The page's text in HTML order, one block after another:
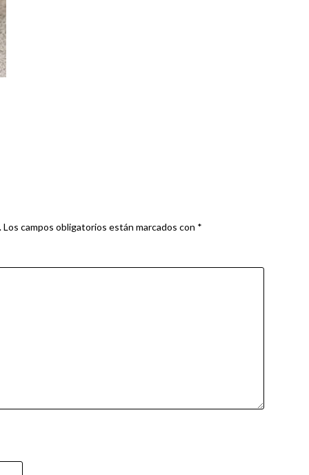
Los campos obligatorios están marcados con *